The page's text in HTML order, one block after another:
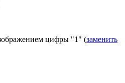
цифры "1" (заменить